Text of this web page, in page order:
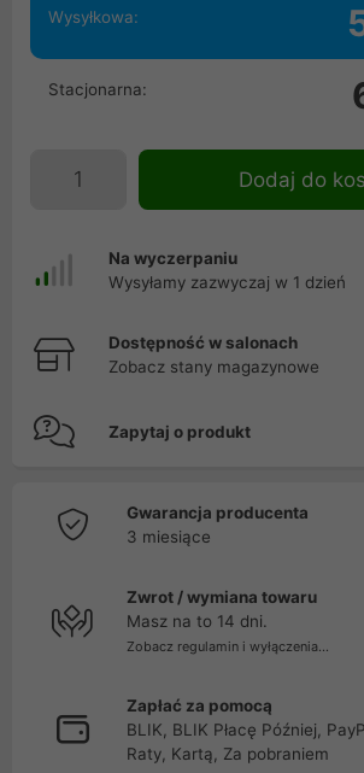
Wysyłkowa:
Stacjonarna:
Dodaj do
Na wyczerpaniu
Wysyłamy zazwyczaj w 1 dzień
Dostępność w salonach
Zobacz stany magazynowe
Zapytaj o produkt
Gwarancja producenta
3 miesiące
Zwrot / wymiana towaru
Masz na to 14 dni.
Zobacz regulamin i wyłączenia...
Zapłać za pomocą
BLIK, BLIK Płacę Później,
Raty, Kartą, Za pobraniem